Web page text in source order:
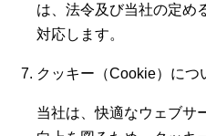
は、法令及び当社の定め
対応します。
クッキー（Cookie）につ
当社は、快適なウェブサ